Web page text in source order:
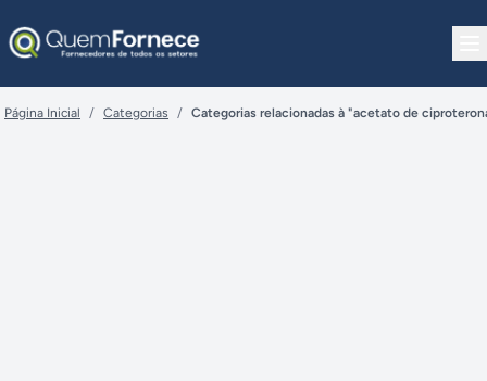
Página Inicial / Categorias / Categorias relacionadas à "acetato de